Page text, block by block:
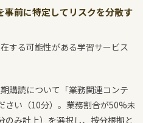
事前に特定してリスクを分散す
する可能性がある学習サービス
購読について「業務関連コンテ
さい（10分）。業務割合が50%未
み計上）を選択し、按分根拠と